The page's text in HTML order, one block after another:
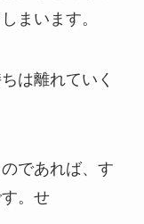
まいます。
は離れていく
であれば、す
。せ